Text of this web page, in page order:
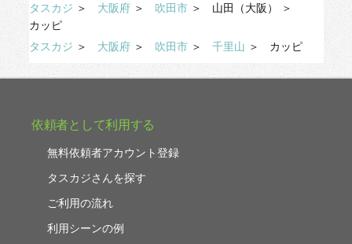
タスカジ ＞ 大阪府 ＞ 吹田市 ＞ 山田（大阪）
＞
カッピ
タスカジ ＞ 大阪府 ＞ 吹田市 ＞ 千里山 ＞ カッピ
依頼者として利用する
無料依頼者アカウント登録
タスカジさんを探す
ご利用の流れ
利用シーンの例